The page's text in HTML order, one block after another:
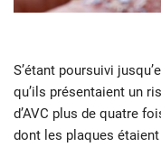
S’étant poursuivi
qu’ils présentaient un
d’AVC plus de quatre
dont les plaques